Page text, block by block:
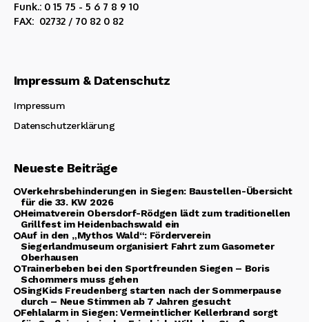
Funk.: 0 15 75 - 5 6 7 8 9 10
FAX: 02732 / 70 82 0 82
Impressum & Datenschutz
Impressum
Datenschutzerklärung
Neueste Beiträge
Verkehrsbehinderungen in Siegen: Baustellen-Übersicht
für die 33. KW 2026
Heimatverein Obersdorf-Rödgen lädt zum traditionellen
Grillfest im Heidenbachswald ein
Auf in den „Mythos Wald“: Förderverein
Siegerlandmuseum organisiert Fahrt zum Gasometer
Oberhausen
Trainerbeben bei den Sportfreunden Siegen – Boris
Schommers muss gehen
SingKids Freudenberg starten nach der Sommerpause
durch – Neue Stimmen ab 7 Jahren gesucht
Fehlalarm in Siegen: Vermeintlicher Kellerbrand sorgt